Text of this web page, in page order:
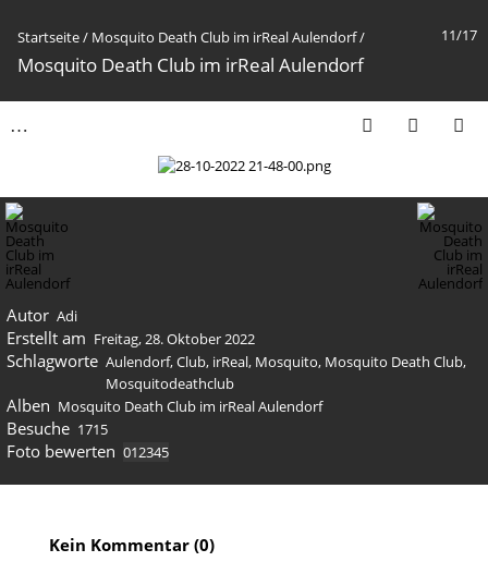
11/17
Startseite/ Mosquito Death Club im irReal Aulendorf/
Mosquito Death Club im irReal Aulendorf
Autor Adi
Erstellt am Freitag, 28. Oktober 2022
Schlagworte Aulendorf,Club, irReal, Mosquito, Mosquito Death Club,
Mosquitodeathclub
Alben Mosquito Death Club im irReal Aulendorf
Besuche 1715
Foto bewerten
Kein Kommentar (0)